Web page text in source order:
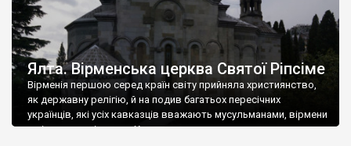
Ялта. Вірменська церква Святої Ріпсіме
Вірменія першою серед країн світу прийняла християнство,
як державну релігію, й на подив багатьох пересічних
українців, які усіх кавказців вважають мусульманами, вірмени
є відданими вірянами Христа